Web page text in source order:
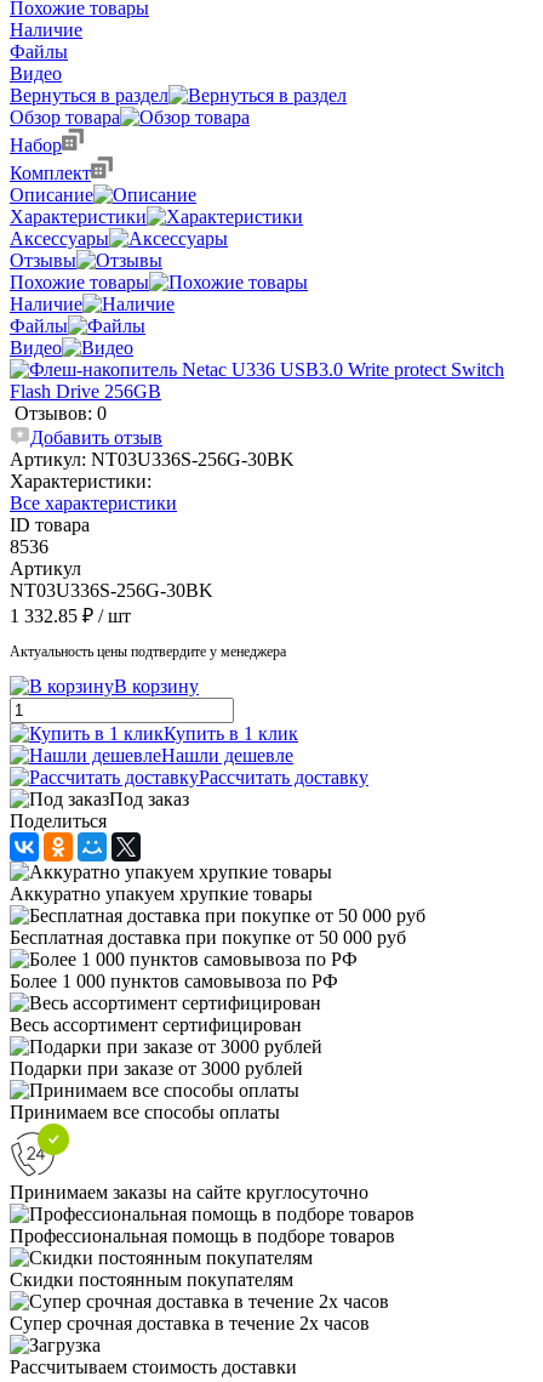
Похожие товары
Наличие
Файлы
Видео
Вернуться в раздел
Обзор товара
Набор
Комплект
Описание
Характеристики
Аксессуары
Отзывы
Похожие товары
Наличие
Файлы
Видео
Отзывов: 0
Добавить отзыв
Артикул: NT03U336S-256G-30BK
Характеристики:
Все характеристики
ID товара
8536
Артикул
NT03U336S-256G-30BK
1 332.85 ₽ / шт
Актуальность цены подтвердите у менеджера
В корзину
Купить в 1 клик
Нашли дешевле
Рассчитать доставку
Под заказ
Поделиться
Аккуратно упакуем хрупкие товары
Бесплатная доставка при покупке от 50 000 руб
Более 1 000 пунктов самовывоза по РФ
Весь ассортимент сертифицирован
Подарки при заказе от 3000 рублей
Принимаем все способы оплаты
Принимаем заказы на сайте круглосуточно
Профессиональная помощь в подборе товаров
Скидки постоянным покупателям
Супер срочная доставка в течение 2х часов
Рассчитываем стоимость доставки